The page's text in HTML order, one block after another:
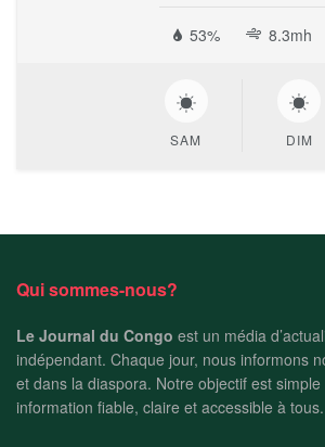
53% 8.3mh
SAM DIM
Qui sommes-nous?
Le Journal du Congo est un média
indépendant. Chaque jour, nous informons
et dans la diaspora. Notre objectif est
information fiable, claire et accessible à tous.